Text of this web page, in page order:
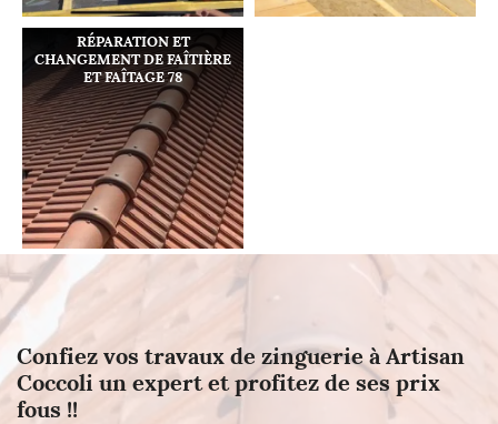
RÉPARATION ET
CHANGEMENT DE FAÎTIÈRE
ET FAÎTAGE 78
Confiez vos travaux de zinguerie à Artisan
Coccoli un expert et profitez de ses prix
fous !!